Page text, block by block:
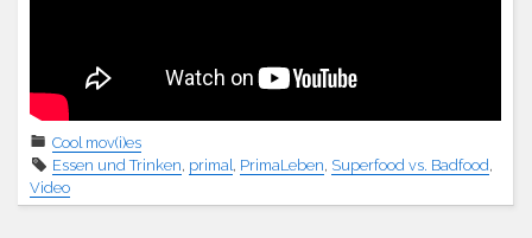
Cool mov(i)es
Essen und Trinken primal PrimaLeben Superfood vs. Badfood
Video